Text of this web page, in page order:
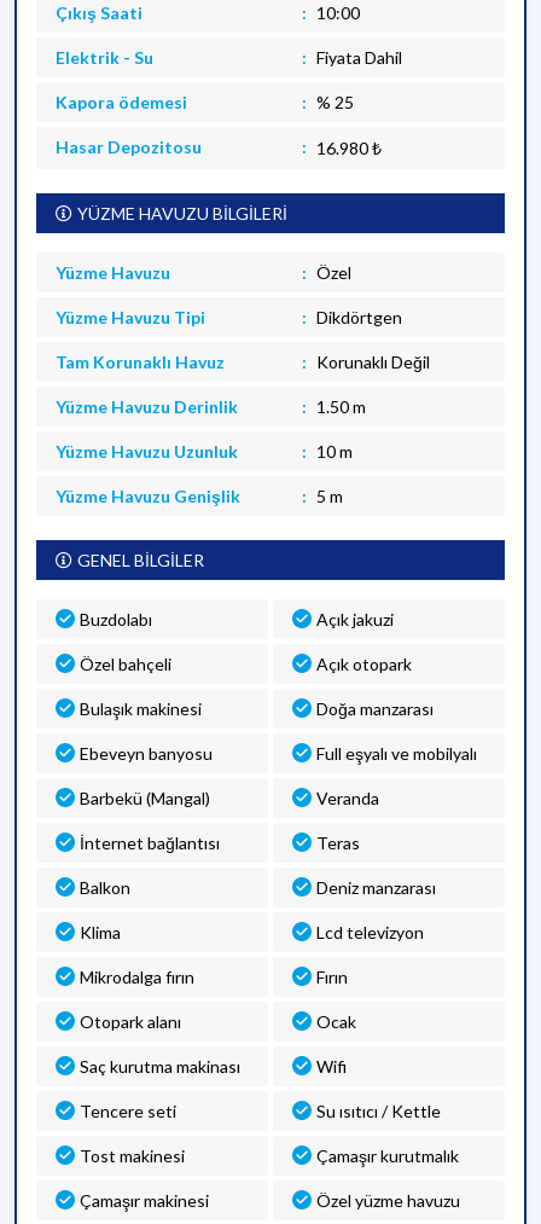
Çıkış Saati 10:00
Elektrik - Su Fiyata Dahil
Kapora ödemesi % 25
Hasar Depozitosu 16.980 ₺
YÜZME HAVUZU BİLGİLERİ
Yüzme Havuzu Özel
Yüzme Havuzu Tipi Dikdörtgen
Tam Korunaklı Havuz Korunaklı Değil
Yüzme Havuzu Derinlik 1.50 m
Yüzme Havuzu Uzunluk 10 m
Yüzme Havuzu Genişlik 5 m
GENEL BİLGİLER
Buzdolabı Açık jakuzi
Özel bahçeli Açık otopark
Bulaşık makinesi Doğa manzarası
Ebeveyn banyosu Full eşyalı ve mobilyalı
Barbekü (Mangal) Veranda
İnternet bağlantısı Teras
Balkon Deniz manzarası
Klima Lcd televizyon
Mikrodalga fırın Fırın
Otopark alanı Ocak
Saç kurutma makinası Wifi
Tencere seti Su ısıtıcı / Kettle
Tost makinesi Çamaşır kurutmalık
Çamaşır makinesi Özel yüzme havuzu